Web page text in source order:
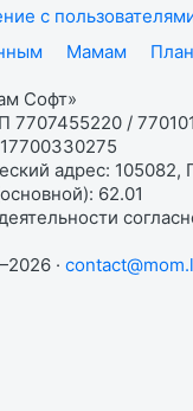
с
Мамам
Софт»
/
адрес: 105082,
62.01
·